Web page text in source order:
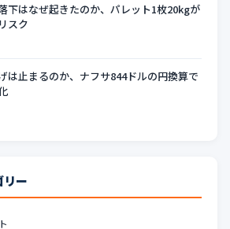
下はなぜ起きたのか、パレット1枚20kgが
スク
は止まるのか、ナフサ844ドルの円換算で
ー